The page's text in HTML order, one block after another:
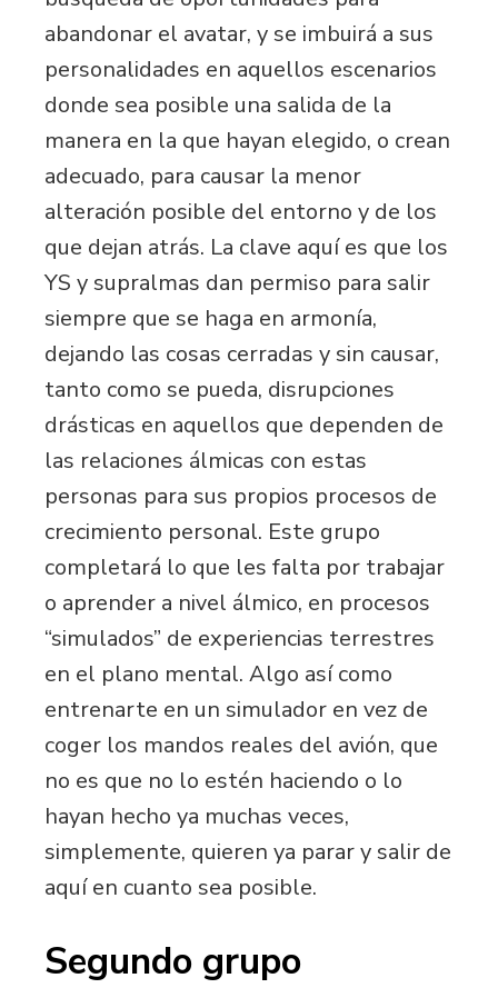
abandonar el avatar, y se imbuirá a sus
personalidades en aquellos escenarios
donde sea posible una salida de la
manera en la que hayan elegido, o crean
adecuado, para causar la menor
alteración posible del entorno y de los
que dejan atrás. La clave aquí es que los
YS y supralmas dan permiso para salir
siempre que se haga en armonía,
dejando las cosas cerradas y sin causar,
tanto como se pueda, disrupciones
drásticas en aquellos que dependen de
las relaciones álmicas con estas
personas para sus propios procesos de
crecimiento personal. Este grupo
completará lo que les falta por trabajar
o aprender a nivel álmico, en procesos
“simulados” de experiencias terrestres
en el plano mental. Algo así como
entrenarte en un simulador en vez de
coger los mandos reales del avión, que
no es que no lo estén haciendo o lo
hayan hecho ya muchas veces,
simplemente, quieren ya parar y salir de
aquí en cuanto sea posible.
Segundo grupo